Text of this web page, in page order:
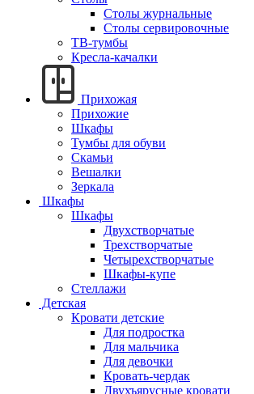
Столы журнальные
Столы сервировочные
ТВ-тумбы
Кресла-качалки
Прихожая
Прихожие
Шкафы
Тумбы для обуви
Скамьи
Вешалки
Зеркала
Шкафы
Шкафы
Двухстворчатые
Трехстворчатые
Четырехстворчатые
Шкафы-купе
Стеллажи
Детская
Кровати детские
Для подростка
Для мальчика
Для девочки
Кровать-чердак
Двухъярусные кровати